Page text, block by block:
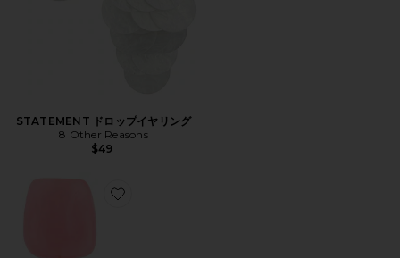
STATEMENT ドロップイヤリング
8 Other Reasons
$49
Favorite COLOR ドロップイヤリング